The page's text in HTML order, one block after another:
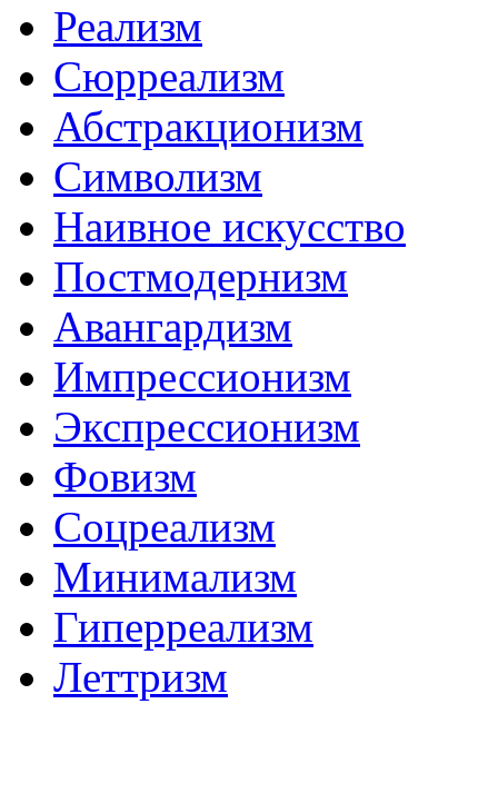
Реализм
Сюрреализм
Абстракционизм
Символизм
Наивное искусство
Постмодернизм
Авангардизм
Импрессионизм
Экспрессионизм
Фовизм
Соцреализм
Минимализм
Гиперреализм
Леттризм